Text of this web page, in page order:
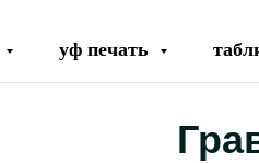
уф печать